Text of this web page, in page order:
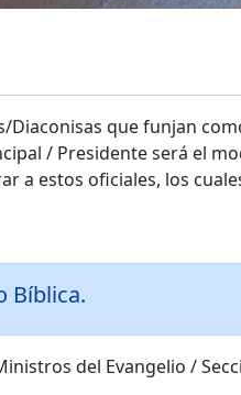
Diaconisas que funjan
/ Presidente será el
a estos oficiales, los
Bíblica.
del Evangelio /